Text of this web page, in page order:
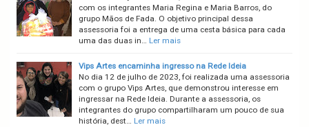
com os integrantes Maria Regina e Maria Barros, do
grupo Mãos de Fada. O objetivo principal dessa
assessoria foi a entrega de uma cesta básica para cada
uma das duas in… Ler mais
Vips Artes encaminha ingresso na Rede Ideia
No dia 12 de julho de 2023, foi realizada uma assessoria
com o grupo Vips Artes, que demonstrou interesse em
ingressar na Rede Ideia. Durante a assessoria, os
integrantes do grupo compartilharam um pouco de sua
história, dest… Ler mais